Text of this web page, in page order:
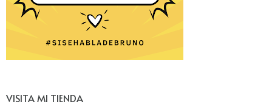
VISITA MI TIENDA